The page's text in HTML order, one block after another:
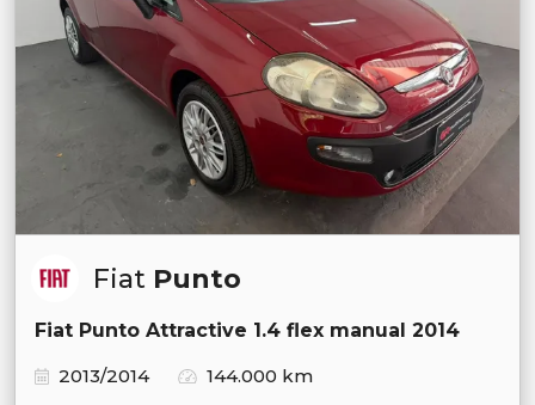
Fiat Punto
Fiat Punto Attractive 1.4 flex manual 2014
2013/2014
144.000 km